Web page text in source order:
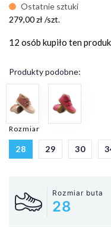
Ostatnie sztuki
279,00 zł /szt.
12 osób kupiło ten
Produkty podobne:
Rozmiar
28 29 30
Rozmiar buta
28